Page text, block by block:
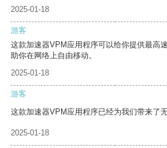
2025-01-18
游客
这款加速器VPM应用程序可以给你提供最高
助你在网络上自由移动。
2025-01-18
游客
这款加速器VPM应用程序已经为我们带来了
2025-01-18